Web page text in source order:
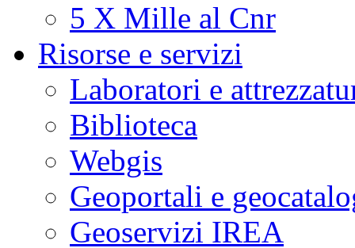
5 X Mille al Cnr
Risorse e servizi
Laboratori e
Biblioteca
Webgis
Geoportali e
Geoservizi IREA